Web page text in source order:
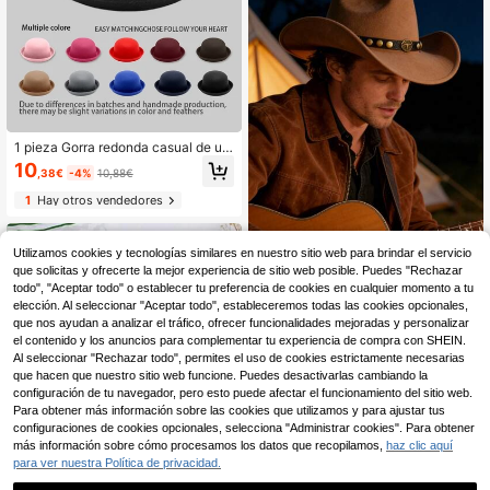
1 pieza Gorra redonda casual de uni
color de poliéster (Tereftalato de po
lietileno), de moda y versátil para to
das las estaciones, para ir al trabaj
o, festivales y viajes
10 ,38€ -4% 10,88€
1Hay otros vendedores
Sombrero de vaquero occidental de
fieltro de lana multicolor con banda
decorativa de cabeza de toro con r
emache de latón, sombrero de ala a
ncha para festival de música countr
y vintage estadounidense
15,35€
Hay otros vendedores
Utilizamos cookies y tecnologías similares en nuestro sitio web para brindar el servicio
que solicitas y ofrecerte la mejor experiencia de sitio web posible. Puedes "Rechazar
todo", "Aceptar todo" o establecer tu preferencia de cookies en cualquier momento a tu
elección. Al seleccionar "Aceptar todo", estableceremos todas las cookies opcionales,
que nos ayudan a analizar el tráfico, ofrecer funcionalidades mejoradas y personalizar
el contenido y los anuncios para complementar tu experiencia de compra con SHEIN.
Al seleccionar "Rechazar todo", permites el uso de cookies estrictamente necesarias
que hacen que nuestro sitio web funcione. Puedes desactivarlas cambiando la
configuración de tu navegador, pero esto puede afectar el funcionamiento del sitio web.
Para obtener más información sobre las cookies que utilizamos y para ajustar tus
configuraciones de cookies opcionales, selecciona "Administrar cookies". Para obtener
más información sobre cómo procesamos los datos que recopilamos, haz clic aquí
para ver nuestra Política de privacidad.